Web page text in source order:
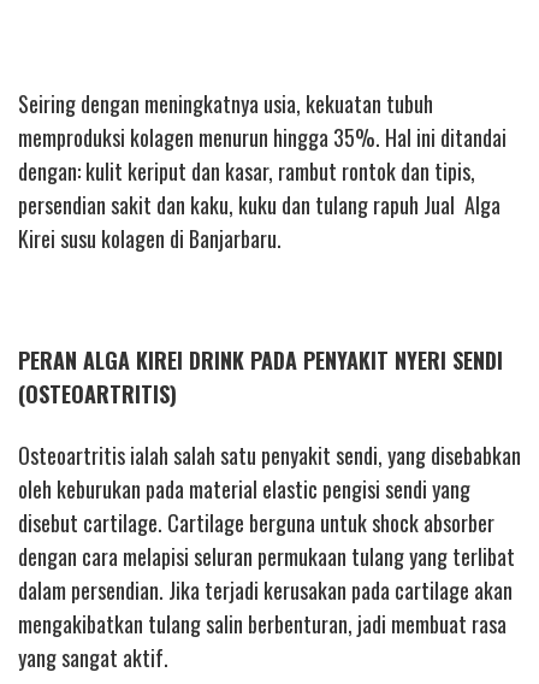
Seiring dengan meningkatnya usia, kekuatan tubuh
memproduksi kolagen menurun hingga 35%. Hal ini ditandai
dengan: kulit keriput dan kasar, rambut rontok dan tipis,
persendian sakit dan kaku, kuku dan tulang rapuh Jual Alga
Kirei susu kolagen di Banjarbaru.
PERAN ALGA KIREI DRINK PADA PENYAKIT NYERI SENDI
(OSTEOARTRITIS)
Osteoartritis ialah salah satu penyakit sendi, yang disebabkan
oleh keburukan pada material elastic pengisi sendi yang
disebut cartilage. Cartilage berguna untuk shock absorber
dengan cara melapisi seluran permukaan tulang yang terlibat
dalam persendian. Jika terjadi kerusakan pada cartilage akan
mengakibatkan tulang salin berbenturan, jadi membuat rasa
yang sangat aktif.